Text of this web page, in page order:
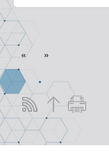
« »